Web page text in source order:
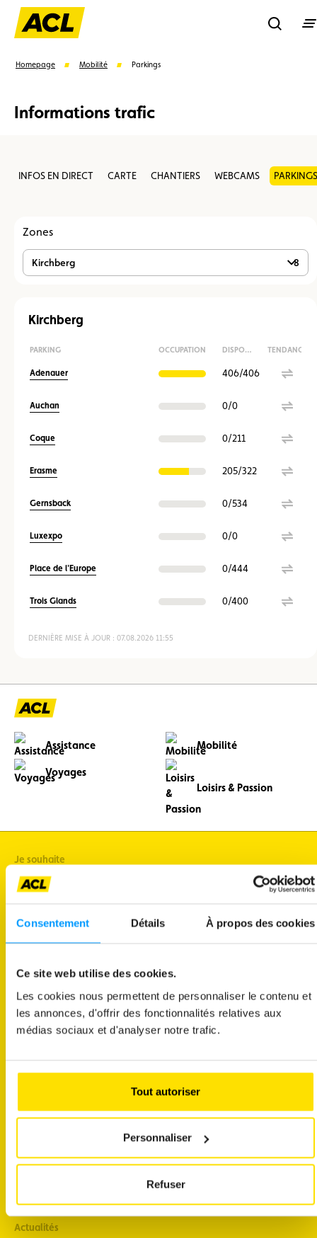
Consentement Détails À propos des cookies
Ce site web utilise des cookies.
Les cookies nous permettent de personnaliser le contenu et
les annonces, d'offrir des fonctionnalités relatives aux
médias sociaux et d'analyser notre trafic.
Tout autoriser
Personnaliser
Refuser
Vignette
Homepage Mobilité Parkings
Informations trafic
INFOS EN DIRECT CARTE CHANTIERS WEBCAMS PARKINGS
Zones
Kirchberg 8
Kirchberg
PARKING OCCUPATION DISPONIBILITÉ TENDANCE
Adenauer 406/406
Auchan 0/0
Coque 0/211
Erasme 205/322
Gernsback 0/534
Luxexpo 0/0
Place de l'Europe 0/444
Trois Glands 0/400
DERNIÈRE MISE À JOUR : 07.08.2026 11:55
Assistance Mobilité
Voyages
Loisirs & Passion
Je souhaite
connaître l'état du trafic
m'abonner aux newsletters
A propos
Carrières
Presse
Contact
FAQ
Application ACL
Téléchargements
Actualités